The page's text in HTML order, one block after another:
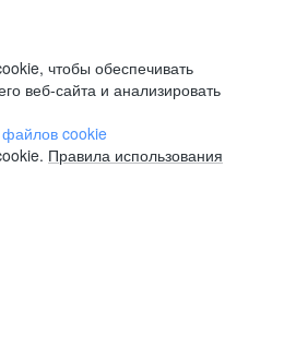
чтобы обеспечивать
веб-сайта и анализировать
файлов cookie
Правила использования